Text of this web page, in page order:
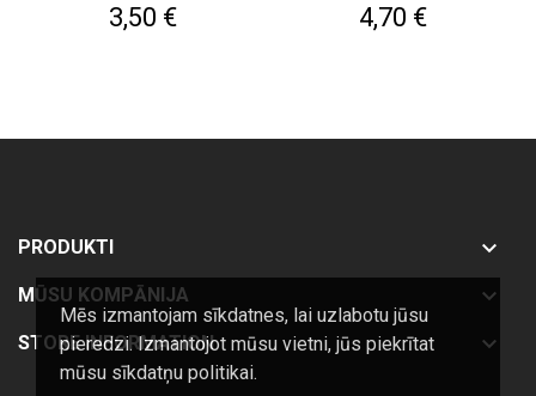
Mēs izmantojam sīkdatnes, lai uzlabotu jūsu
pieredzi. Izmantojot mūsu vietni, jūs piekrītat
mūsu sīkdatņu politikai.
Cena
3,50 € Cena
4,70 €
PRODUKTI 
MŪSU KOMPĀNIJA 
STORE INFORMATION 